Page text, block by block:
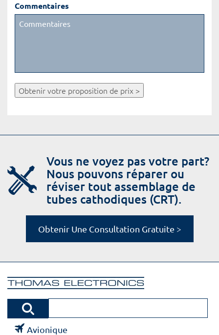
Commentaires
Obtenir votre proposition de prix >
Vous ne voyez pas votre part?
Nous pouvons réparer ou
réviser tout assemblage de
tubes cathodiques (CRT).
Obtenir Une Consultation Gratuite >
Avionique